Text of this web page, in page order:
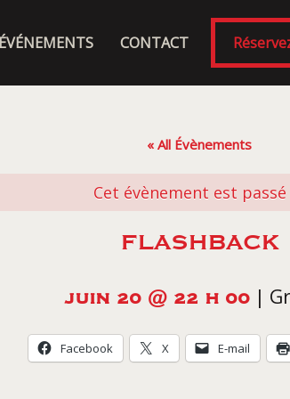
ÉVÉNEMENTS CONTACT
« All Évènements
Cet évènement est passé
FLASHBACK
JUIN 20 @ 22 H 00 |
Facebook X E-mail